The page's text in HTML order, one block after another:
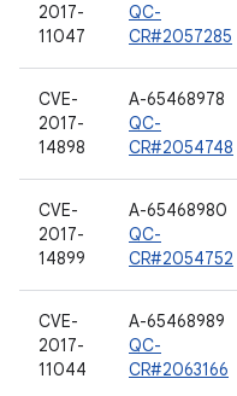
2017-
11047
QC-
CR#2057285
CVE-
2017-
14898
A-65468978
QC-
CR#2054748
CVE-
2017-
14899
A-65468980
QC-
CR#2054752
CVE-
2017-
11044
A-65468989
QC-
CR#2063166